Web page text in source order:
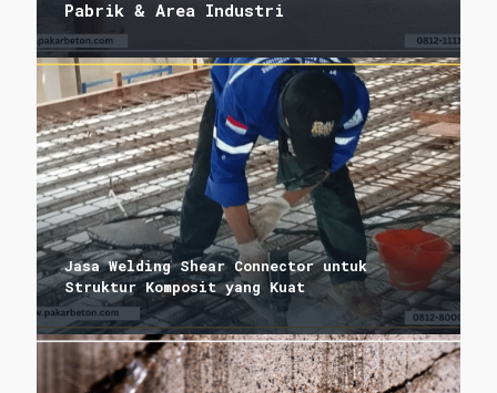
Pabrik & Area Industri
Jasa Welding Shear Connector untuk
Struktur Komposit yang Kuat